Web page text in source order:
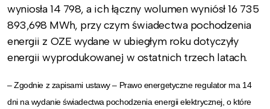
wyniosła 14 798, a ich łączny wolumen wyniósł 16 735
893,698 MWh, przy czym świadectwa pochodzenia
energii z OZE wydane w ubiegłym roku dotyczyły
energii wyprodukowanej w ostatnich trzech latach.
– Zgodnie z zapisami ustawy – Prawo energetyczne regulator ma 14
dni na wydanie świadectwa pochodzenia energii elektrycznej, o które